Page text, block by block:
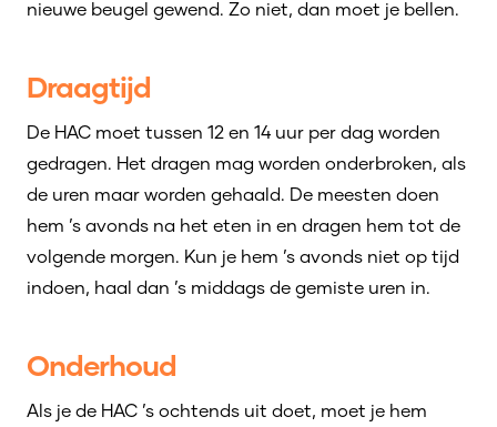
nieuwe beugel gewend. Zo niet, dan moet je bellen.
Draagtijd
De HAC moet tussen 12 en 14 uur per dag worden
gedragen. Het dragen mag worden onderbroken, als
de uren maar worden gehaald. De meesten doen
hem ’s avonds na het eten in en dragen hem tot de
volgende morgen. Kun je hem ’s avonds niet op tijd
indoen, haal dan ’s middags de gemiste uren in.
Onderhoud
Als je de HAC ’s ochtends uit doet, moet je hem